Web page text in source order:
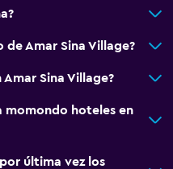
de Amar Sina Village?
Sina Village?
momondo hoteles en
última vez los